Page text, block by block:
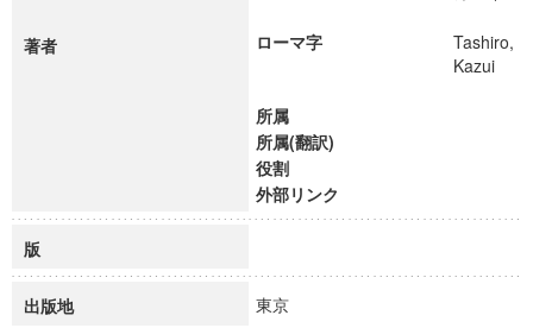
著者 ローマ字
Tashiro,
Kazui
所属
所属(翻訳)
役割
外部リンク
版
出版地 東京